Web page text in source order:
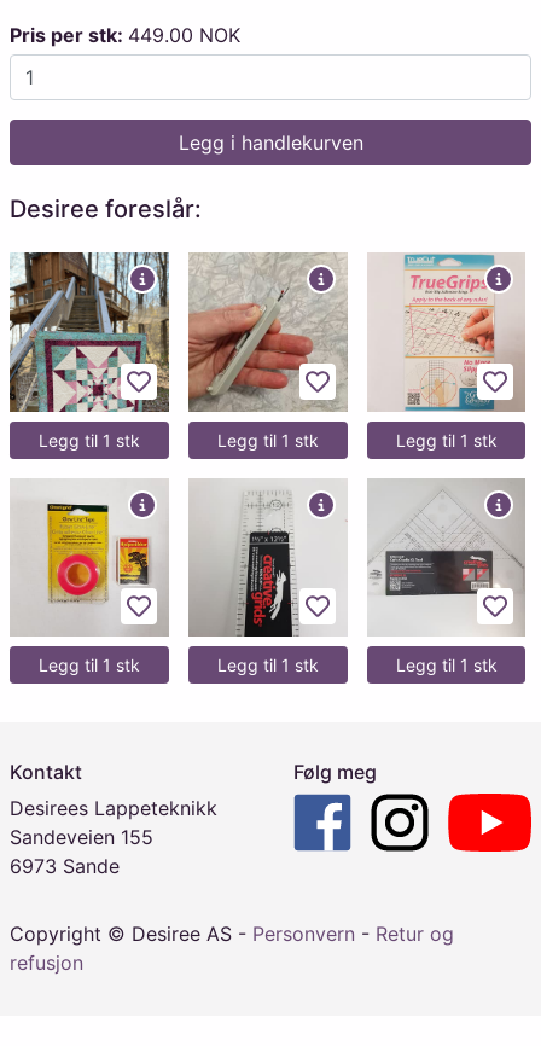
Pris per stk: 449.00 NOK
Legg i handlekurven
Desiree foreslår:
Legg til favoritter
Legg til 1 stk
Legg til favoritter
Legg til 1 stk Legg til 1 stk
Legg til favoritter
Legg til 1 stk
Legg til favoritter
Legg til 1 stk Legg til 1 stk
Kontakt
Desirees Lappeteknikk
Sandeveien 155
6973 Sande
Følg meg
Copyright © Desiree AS - Personvern - Retur og
refusjon